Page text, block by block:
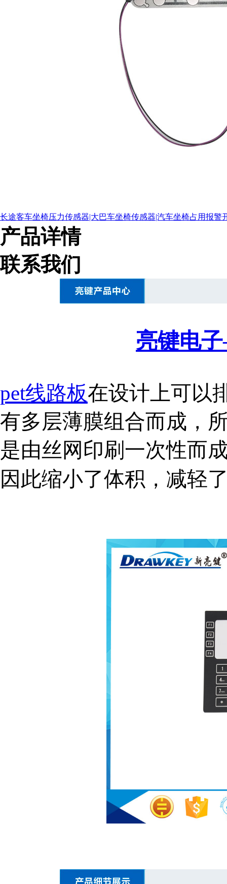
ISO9001质量管理体系认证证书英文版
长途客车坐椅压力传感器|大巴车坐椅传感器|汽车坐椅占用报警
产品详情
联系我们
亮键电
pet线路板在设计上可以
有多层薄膜组合而成，
是由丝网印刷一次性而
因此缩小了体积，减轻